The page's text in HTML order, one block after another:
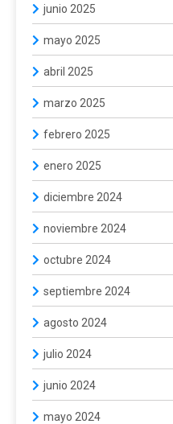
junio 2025
mayo 2025
abril 2025
marzo 2025
febrero 2025
enero 2025
diciembre 2024
noviembre 2024
octubre 2024
septiembre 2024
agosto 2024
julio 2024
junio 2024
mayo 2024